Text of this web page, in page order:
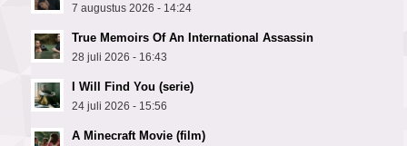
7 augustus 2026 - 14:24
True Memoirs Of An International Assassin
28 juli 2026 - 16:43
I Will Find You (serie)
24 juli 2026 - 15:56
A Minecraft Movie (film)